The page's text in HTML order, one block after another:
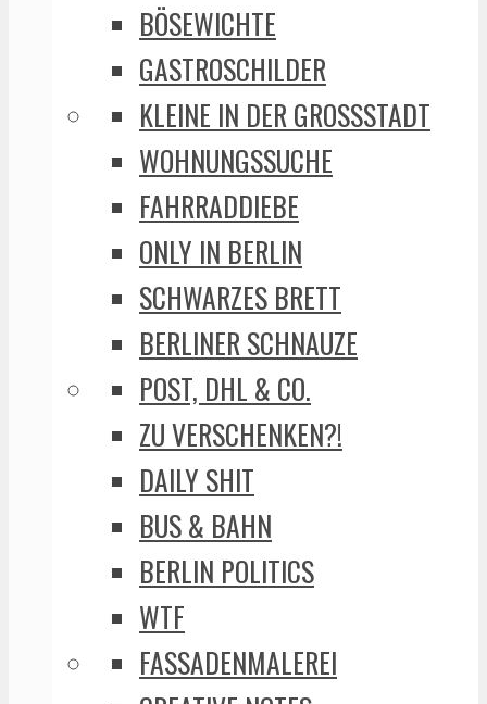
BÖSEWICHTE
GASTROSCHILDER
KLEINE IN DER GROSSSTADT
WOHNUNGSSUCHE
FAHRRADDIEBE
ONLY IN BERLIN
SCHWARZES BRETT
BERLINER SCHNAUZE
POST, DHL & CO.
ZU VERSCHENKEN?!
DAILY SHIT
BUS & BAHN
BERLIN POLITICS
WTF
FASSADENMALEREI